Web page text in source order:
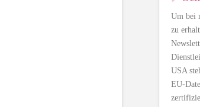
Um bei
zu
USA
EU-